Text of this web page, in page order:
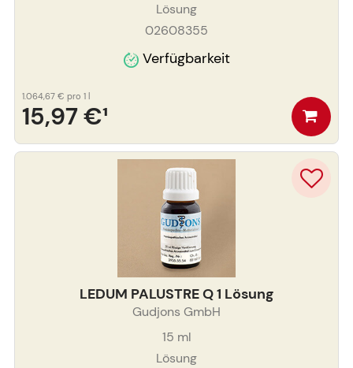
Lösung
02608355
Verfügbarkeit
15,97 €¹
1.064,67 € pro 1 l
LEDUM PALUSTRE Q 1 Lösung
Gudjons GmbH
15 ml
Lösung